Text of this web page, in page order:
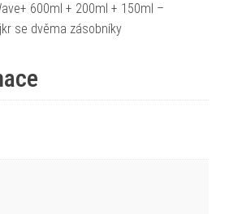
600ml + 200ml + 150ml –
se dvěma zásobníky